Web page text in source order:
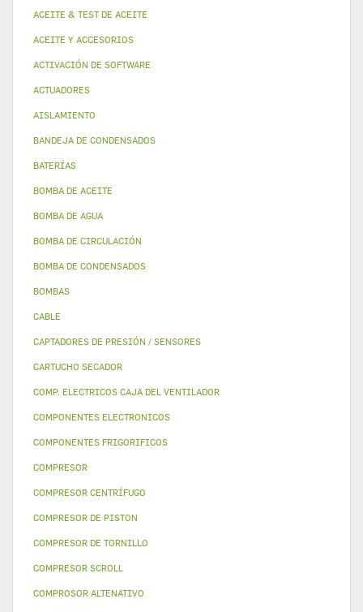
ACEITE & TEST DE ACEITE
ACEITE Y ACCESORIOS
ACTIVACIÓN DE SOFTWARE
ACTUADORES
AISLAMIENTO
BANDEJA DE CONDENSADOS
BATERÍAS
BOMBA DE ACEITE
BOMBA DE AGUA
BOMBA DE CIRCULACIÓN
BOMBA DE CONDENSADOS
BOMBAS
CABLE
CAPTADORES DE PRESIÓN / SENSORES
CARTUCHO SECADOR
COMP. ELECTRICOS CAJA DEL VENTILADOR
COMPONENTES ELECTRONICOS
COMPONENTES FRIGORIFICOS
COMPRESOR
COMPRESOR CENTRÍFUGO
COMPRESOR DE PISTON
COMPRESOR DE TORNILLO
COMPRESOR SCROLL
COMPROSOR ALTENATIVO